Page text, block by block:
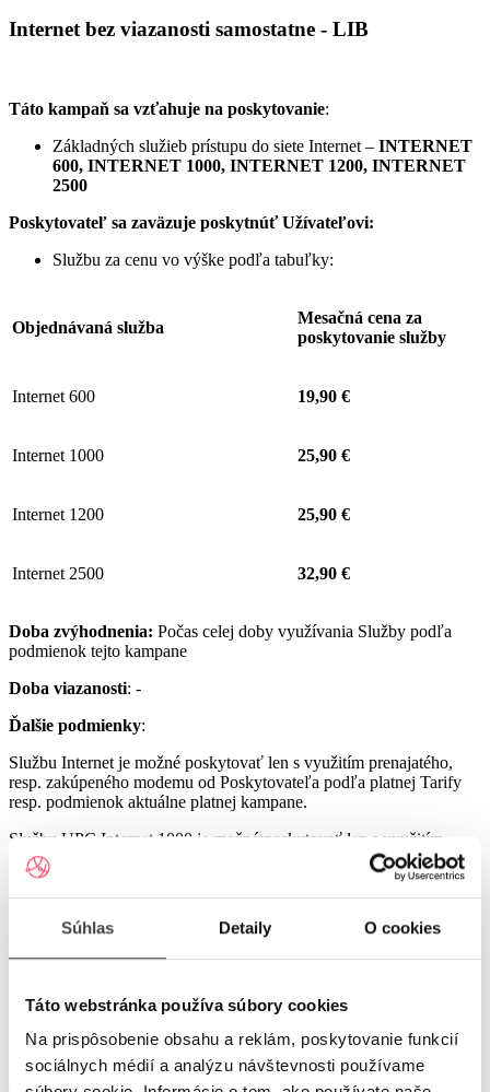
Súhlas Detaily O cookies
Táto webstránka používa súbory cookies
Na prispôsobenie obsahu a reklám, poskytovanie funkcií
sociálnych médií a analýzu návštevnosti používame
Internet bez viazanosti samostatne - LIB
Táto kampaň sa vzťahuje na poskytovanie:
Základných služieb prístupu do siete Internet – INTERNET
600, INTERNET 1000, INTERNET 1200, INTERNET
2500
Poskytovateľ sa zaväzuje poskytnúť Užívateľovi:
Službu za cenu vo výške podľa tabuľky:
Objednávaná služba
Mesačná cena za
poskytovanie služby
Internet 600 19,90 €
Internet 1000 25,90 €
Internet 1200 25,90 €
Internet 2500 32,90 €
Doba zvýhodnenia: Počas celej doby využívania Služby podľa
podmienok tejto kampane
Doba viazanosti: -
Ďalšie podmienky:
Službu Internet je možné poskytovať len s využitím prenajatého,
resp. zakúpeného modemu od Poskytovateľa podľa platnej Tarify
resp. podmienok aktuálne platnej kampane.
Službu UPC Internet 1000 je možné poskytovať len s využitím
prenajatého resp. zakúpeného modemu GIGA ConnectBox
alebo GIGA Connect Box 6 (podľa dostupnosti) od Poskytovateľa
podľa platnej Tarify resp. podmienok aktuálne platnej kampane (len
s odbornou inštaláciou), a to v lokalitách špecifikovaných v Tarife
UPC Internet.
poskytovať len s využitím prenajatého resp. zakúpeného modemu
GIGA Connect Box 6 od Poskytovateľa podľa platnej Tarify resp.
podmienok aktuálne platnej kampane (len s odbornou inštaláciou), a
to v lokalitách špecifikovaných v Tarife UPC Internet.